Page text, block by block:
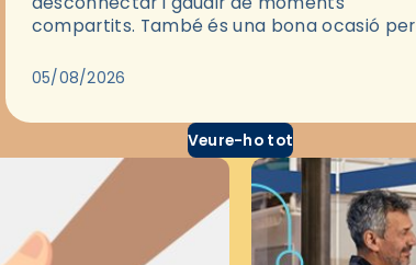
compartits. També és una bona ocasió per
través del cinema, reflexionar sobre les…
05/08/2026
Veure-ho tot